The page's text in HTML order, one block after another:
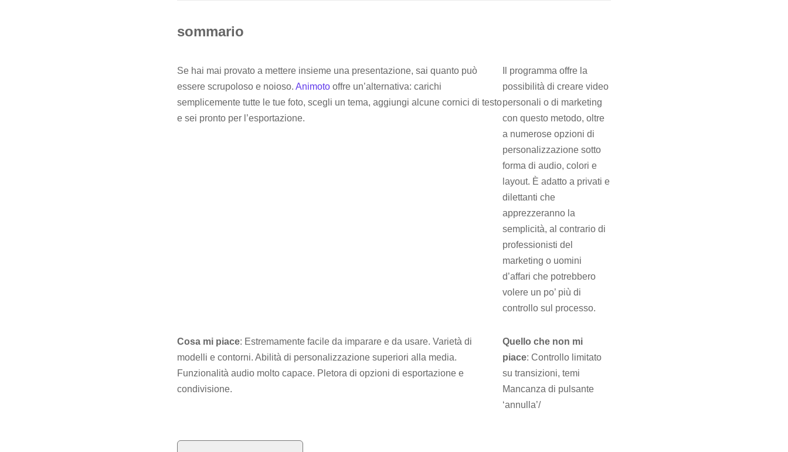
sommario
Se hai mai provato a mettere insieme una presentazione, sai quanto può
essere scrupoloso e noioso. Animoto offre un’alternativa: carichi
semplicemente tutte le tue foto, scegli un tema, aggiungi alcune cornici di testo
e sei pronto per l’esportazione.
Il programma offre la
possibilità di creare video
personali o di marketing
con questo metodo, oltre
a numerose opzioni di
personalizzazione sotto
forma di audio, colori e
layout. È adatto a privati ​​e
dilettanti che
apprezzeranno la
semplicità, al contrario di
professionisti del
marketing o uomini
d’affari che potrebbero
volere un po’ più di
controllo sul processo.
Cosa mi piace: Estremamente facile da imparare e da usare. Varietà di
modelli e contorni. Abilità di personalizzazione superiori alla media.
Funzionalità audio molto capace. Pletora di opzioni di esportazione e
condivisione.
Quello che non mi
piace: Controllo limitato
su transizioni, temi
Mancanza di pulsante
‘annulla’/